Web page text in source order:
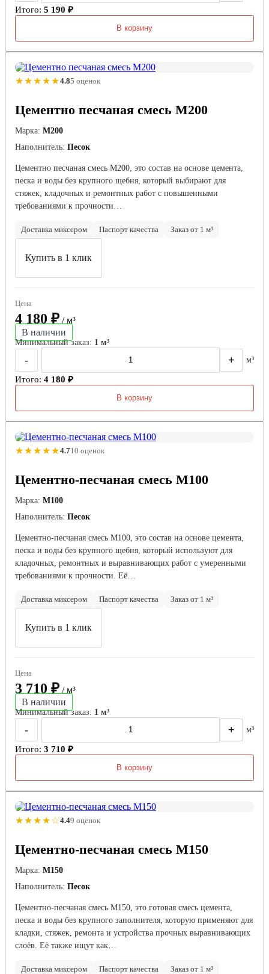
Итого: 5 190 ₽
В корзину
★★★★★4.85 оценок
Цементно песчаная смесь М200
Марка: М200
Наполнитель: Песок
Цементно песчаная смесь М200, это состав на основе цемента,
песка и воды без крупного щебня, который выбирают для
стяжек, кладочных и ремонтных работ с повышенными
требованиями к прочности…
Доставка миксером Паспорт качества Заказ от 1 м³
Купить в 1 клик
Цена
4 180 ₽ / м³
В наличии
Минимальный заказ: 1 м³
- + м³
Итого: 4 180 ₽
В корзину
★★★★★4.710 оценок
Цементно-песчаная смесь М100
Марка: М100
Наполнитель: Песок
Цементно-песчаная смесь М100, это состав на основе цемента,
песка и воды без крупного щебня, который используют для
кладочных, ремонтных и выравнивающих работ с умеренными
требованиями к прочности. Её…
Доставка миксером Паспорт качества Заказ от 1 м³
Купить в 1 клик
Цена
3 710 ₽ / м³
В наличии
Минимальный заказ: 1 м³
- + м³
Итого: 3 710 ₽
В корзину
★★★★☆4.49 оценок
Цементно-песчаная смесь М150
Марка: М150
Наполнитель: Песок
Цементно-песчаная смесь М150, это готовая смесь цемента,
песка и воды без крупного заполнителя, которую применяют для
кладки, стяжек, ремонта и устройства прочных выравнивающих
слоёв. Её также ищут как…
Доставка миксером Паспорт качества Заказ от 1 м³